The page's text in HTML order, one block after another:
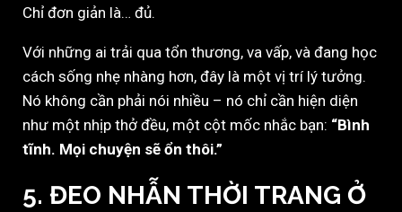
Chỉ đơn giản là… đủ.
Với những ai trải qua tổn thương, va vấp, và đang học
cách sống nhẹ nhàng hơn, đây là một vị trí lý tưởng.
Nó không cần phải nói nhiều – nó chỉ cần hiện diện
như một nhịp thở đều, một cột mốc nhắc bạn: “Bình
tĩnh. Mọi chuyện sẽ ổn thôi.”
5. ĐEO NHẪN THỜI TRANG Ở